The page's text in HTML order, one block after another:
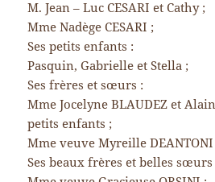
M. Jean – Luc CESARI et Cathy ;
Mme Nadège CESARI ;
Ses petits enfants :
Pasquin, Gabrielle et Stella ;
Ses frères et sœurs :
Mme Jocelyne BLAUDEZ et
petits enfants ;
Mme veuve Myreille
Ses beaux frères et belles sœurs